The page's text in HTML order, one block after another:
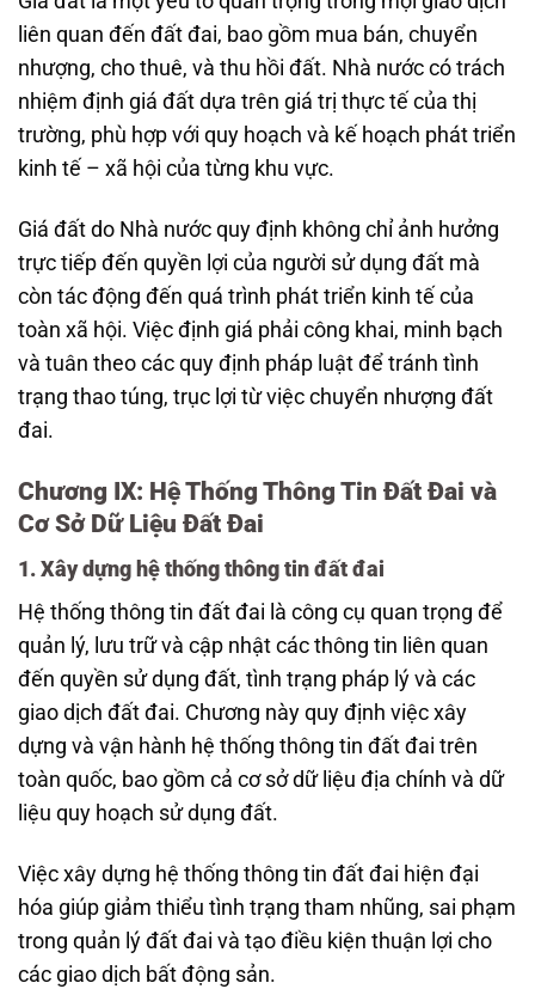
liên quan đến đất đai, bao gồm mua bán, chuyển
nhượng, cho thuê, và thu hồi đất. Nhà nước có trách
nhiệm định giá đất dựa trên giá trị thực tế của thị
trường, phù hợp với quy hoạch và kế hoạch phát triển
kinh tế – xã hội của từng khu vực.
Giá đất do Nhà nước quy định không chỉ ảnh hưởng
trực tiếp đến quyền lợi của người sử dụng đất mà
còn tác động đến quá trình phát triển kinh tế của
toàn xã hội. Việc định giá phải công khai, minh bạch
và tuân theo các quy định pháp luật để tránh tình
trạng thao túng, trục lợi từ việc chuyển nhượng đất
đai.
Chương IX: Hệ Thống Thông Tin Đất Đai và
Cơ Sở Dữ Liệu Đất Đai
1. Xây dựng hệ thống thông tin đất đai
Hệ thống thông tin đất đai là công cụ quan trọng để
quản lý, lưu trữ và cập nhật các thông tin liên quan
đến quyền sử dụng đất, tình trạng pháp lý và các
giao dịch đất đai. Chương này quy định việc xây
dựng và vận hành hệ thống thông tin đất đai trên
toàn quốc, bao gồm cả cơ sở dữ liệu địa chính và dữ
liệu quy hoạch sử dụng đất.
Việc xây dựng hệ thống thông tin đất đai hiện đại
hóa giúp giảm thiểu tình trạng tham nhũng, sai phạm
trong quản lý đất đai và tạo điều kiện thuận lợi cho
các giao dịch bất động sản.